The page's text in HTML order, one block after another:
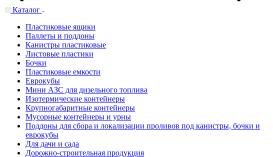
Каталог
Пластиковые ящики
Паллеты и поддоны
Канистры пластиковые
Листовые пластики
Бочки
Пластиковые емкости
Еврокубы
Мини АЗС для дизельного топлива
Изотермические контейнеры
Крупногабаритные контейнеры
Мусорные контейнеры и урны
Поддоны для сбора и локализации проливов под канистры, бочки и
еврокубы
Для дачи и сада
Дорожно-строительная продукция